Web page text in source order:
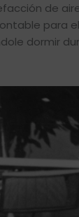
de
para
dormir